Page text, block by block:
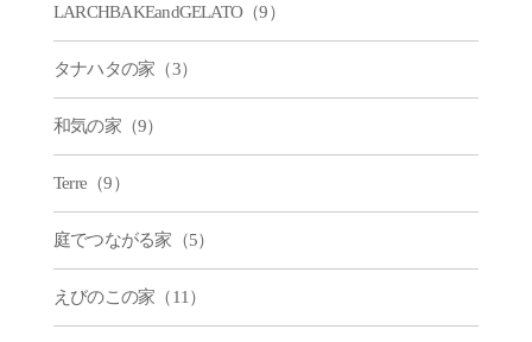
LARCHBAKEandGELATO（9）
タナハタの家（3）
和気の家（9）
Terre（9）
庭でつながる家（5）
えびのこの家（11）